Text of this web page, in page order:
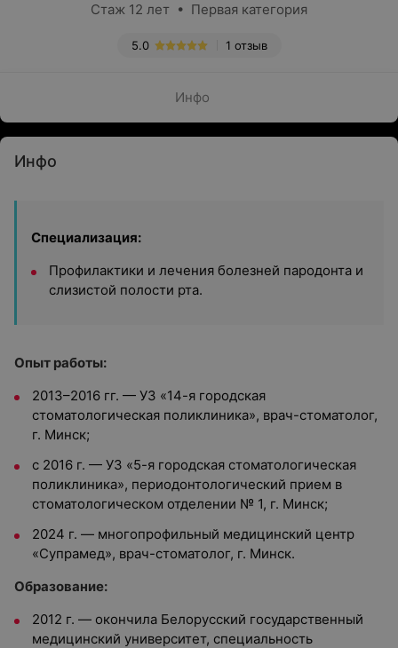
Стаж 12 лет • Первая категория
1 отзыв
5.0
Инфо
Инфо
Специализация:
Профилактики и лечения болезней пародонта и
слизистой полости рта.
Опыт работы:
2013–2016 гг. — УЗ «14-я городская
стоматологическая поликлиника», врач-стоматолог,
г. Минск;
с 2016 г. — УЗ «5-я городская стоматологическая
поликлиника», периодонтологический прием в
стоматологическом отделении № 1, г. Минск;
2024 г. — многопрофильный медицинский центр
«Супрамед», врач-стоматолог, г. Минск.
Образование:
2012 г. — окончила Белорусский государственный
медицинский университет, специальность